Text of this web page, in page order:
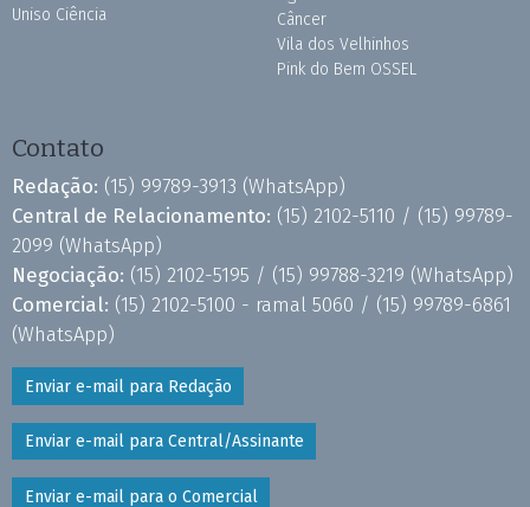
Uniso Ciência
Câncer
Vila dos Velhinhos
Pink do Bem OSSEL
Contato
Redação: (15) 99789-3913 (WhatsApp)
Central de Relacionamento: (15) 2102-5110 / (15) 99789-
2099 (WhatsApp)
Negociação: (15) 2102-5195 / (15) 99788-3219 (WhatsApp)
Comercial: (15) 2102-5100 - ramal 5060 / (15) 99789-6861
(WhatsApp)
Enviar e-mail para Redação
Enviar e-mail para Central/Assinante
Enviar e-mail para o Comercial